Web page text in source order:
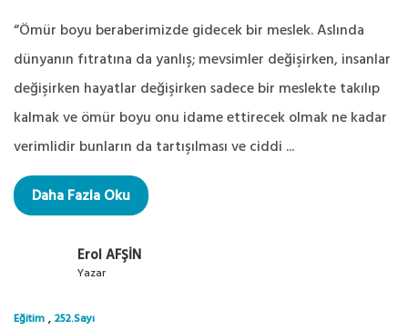
“Ömür boyu beraberimizde gidecek bir meslek. Aslında
dünyanın fıtratına da yanlış; mevsimler değişirken, insanlar
değişirken hayatlar değişirken sadece bir meslekte takılıp
kalmak ve ömür boyu onu idame ettirecek olmak ne kadar
verimlidir bunların da tartışılması ve ciddi ...
Daha Fazla Oku
Erol AFŞİN
Yazar
Eğitim , 252.Sayı